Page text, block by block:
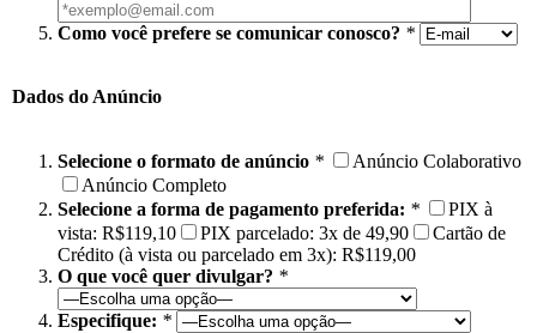
Como você prefere se comunicar conosco? *
Dados do Anúncio
Selecione o formato de anúncio *
Anúncio Colaborativo
Anúncio Completo
Selecione a forma de pagamento preferida: *
PIX à
vista: R$119,10
PIX parcelado: 3x de 49,90
Cartão de
Crédito (à vista ou parcelado em 3x): R$119,00
O que você quer divulgar? *
Especifique: *